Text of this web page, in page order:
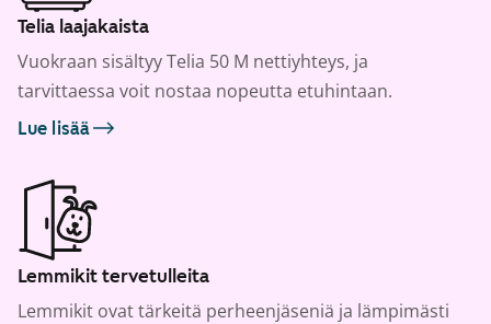
Telia laajakaista
Vuokraan sisältyy Telia 50 M nettiyhteys, ja
tarvittaessa voit nostaa nopeutta etuhintaan.
Lue lisää
Lemmikit tervetulleita
Lemmikit ovat tärkeitä perheenjäseniä ja lämpimästi